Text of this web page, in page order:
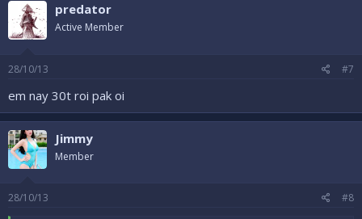
predator
Active Member
28/10/13 #7
em nay 30t roi pak oi
Jimmy
Member
28/10/13 #8